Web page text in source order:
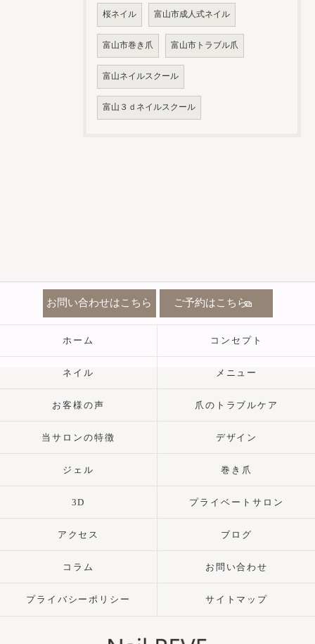
桜ネイル 富山市成人式ネイル
富山市巻き爪 富山市トラブル爪
富山ネイルスクール
富山３ｄネイルスクール
お問い合わせはこちら ご予約はこちら
ホーム コンセプト
ネイル メニュー
お客様の声 爪のトラブルケア
当サロンの特徴 デザイン
ジェル 巻き爪
3D プライベートサロン
アクセス ブログ
コラム お問い合わせ
プライバシーポリシー サイトマップ